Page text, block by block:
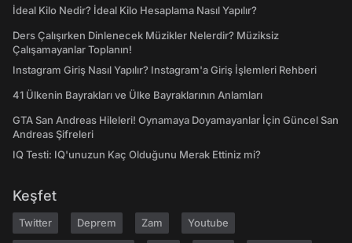
İdeal Kilo Nedir? İdeal Kilo Hesaplama Nasıl Yapılır?
Ders Çalışırken Dinlenecek Müzikler Nelerdir? Müziksiz
Çalışamayanlar Toplanın!
Instagram Giriş Nasıl Yapılır? Instagram'a Giriş İşlemleri Rehberi
41 Ülkenin Bayrakları ve Ülke Bayraklarının Anlamları
GTA San Andreas Hileleri! Oynamaya Doyamayanlar İçin Güncel San
Andreas Şifreleri
IQ Testi: IQ'unuzun Kaç Olduğunu Merak Ettiniz mi?
Keşfet
Twitter Deprem Zam Youtube